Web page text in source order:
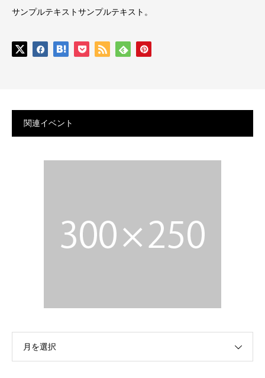
サンプルテキストサンプルテキスト。
関連イベント
月を選択